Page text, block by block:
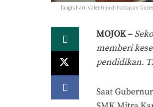
Tangis haru Valentina di hadapan
MOJOK –
memberi
pendidikan.
Saat